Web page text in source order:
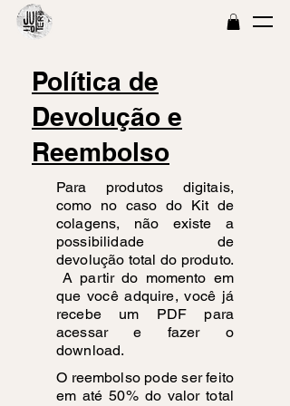
Política de
Devolução e
Reembolso
Para produtos digitais,
como no caso do Kit de
colagens, não existe a
possibilidade de
devolução total do produto.
A partir do momento em
que você adquire, você já
recebe um PDF para
acessar e fazer o
download.
O reembolso pode ser feito
em até 50% do valor total